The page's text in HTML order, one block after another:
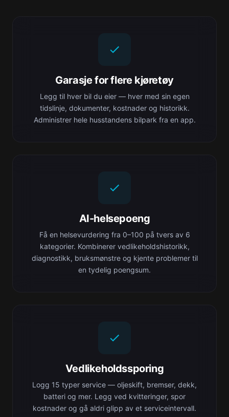
Garasje for flere kjøretøy
Legg til hver bil du eier — hver med sin egen
tidslinje, dokumenter, kostnader og historikk.
Administrer hele husstandens bilpark fra en app.
AI-helsepoeng
Få en helsevurdering fra 0–100 på tvers av 6
kategorier. Kombinerer vedlikeholdshistorikk,
diagnostikk, bruksmønstre og kjente problemer til
en tydelig poengsum.
Vedlikeholdssporing
Logg 15 typer service — oljeskift, bremser, dekk,
batteri og mer. Legg ved kvitteringer, spor
kostnader og gå aldri glipp av et serviceintervall.